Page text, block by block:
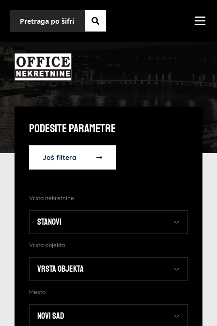
Podesite Parametre
Još filtera
Vrsta nekretnine
Vrsta objekta
Mesto